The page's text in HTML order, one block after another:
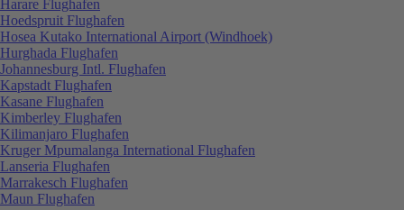
Harare Flughafen
Hoedspruit Flughafen
Hosea Kutako International Airport (Windhoek)
Hurghada Flughafen
Johannesburg Intl. Flughafen
Kapstadt Flughafen
Kasane Flughafen
Kimberley Flughafen
Kilimanjaro Flughafen
Kruger Mpumalanga International Flughafen
Lanseria Flughafen
Marrakesch Flughafen
Maun Flughafen